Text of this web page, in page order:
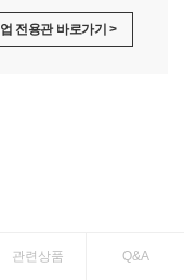
전용관 바로가기 >
관련상품 Q&A